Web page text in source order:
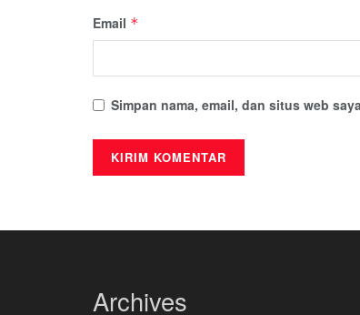
Email *
Simpan nama, email, dan situs web
Archives